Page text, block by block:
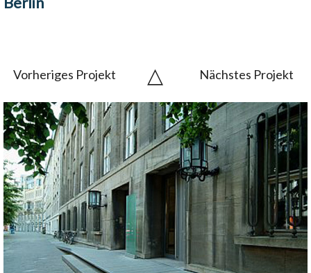
Vorheriges Projekt △ Nächstes Projekt